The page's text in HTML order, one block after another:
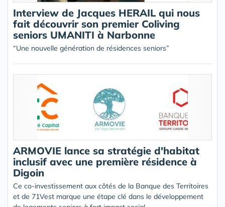
Interview de Jacques HERAIL qui nous
fait découvrir son premier Coliving
seniors UMANITI à Narbonne
“Une nouvelle génération de résidences seniors”
ARMOVIE lance sa stratégie d'habitat
inclusif avec une première résidence à
Digoin
Ce co-investissement aux côtés de la Banque des Territoires
et de 71Vest marque une étape clé dans le développement